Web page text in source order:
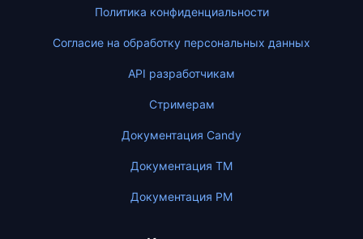
Политика конфиденциальности
Согласие на обработку персональных данных
API разработчикам
Стримерам
Документация Candy
Документация ТМ
Документация PM